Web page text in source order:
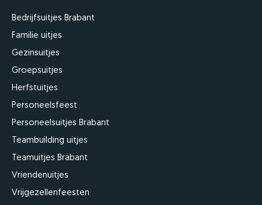
Bedrijfsuitjes Brabant
Familie uitjes
Gezinsuitjes
Groepsuitjes
Herfstuitjes
Personeelsfeest
Personeelsuitjes Brabant
Teambuilding uitjes
Teamuitjes Brabant
Vriendenuitjes
Vrijgezellenfeesten